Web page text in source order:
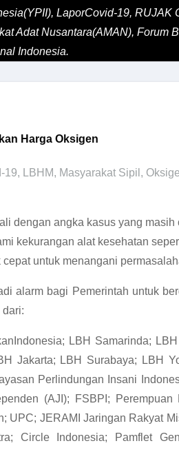
LaporCovid-19,
Adat Nusantara(AMAN),
Indonesia.
Harga Oksigen
19, LBHM, Masyarakat Sipil ,
dengan angka kasus yang
kekurangan alat kesehatan
untuk menangani
alarm bagi Pemerintah untuk
LBH Samarinda;
Jakarta; LBH Surabaya; LBH
Perlindungan Insani
(AJI); FSBPI;
UPC; JERAMI Jaringan Rakyat
Circle Indonesia; Pamflet